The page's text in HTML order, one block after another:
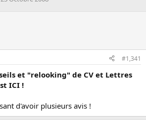
d
u
t
#1,341
et "relooking" de CV et Lettres
ICI !
d'avoir plusieurs avis !